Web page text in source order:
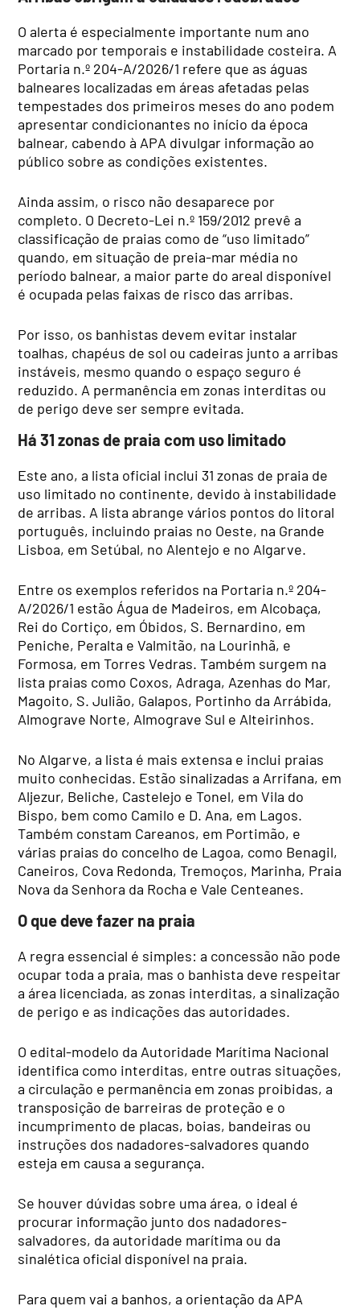
O alerta é especialmente importante num ano
marcado por temporais e instabilidade costeira. A
Portaria n.º 204-A/2026/1 refere que as águas
balneares localizadas em áreas afetadas pelas
tempestades dos primeiros meses do ano podem
apresentar condicionantes no início da época
balnear, cabendo à APA divulgar informação ao
público sobre as condições existentes.
Ainda assim, o risco não desaparece por
completo. O Decreto-Lei n.º 159/2012 prevê a
classificação de praias como de “uso limitado”
quando, em situação de preia-mar média no
período balnear, a maior parte do areal disponível
é ocupada pelas faixas de risco das arribas.
Por isso, os banhistas devem evitar instalar
toalhas, chapéus de sol ou cadeiras junto a arribas
instáveis, mesmo quando o espaço seguro é
reduzido. A permanência em zonas interditas ou
de perigo deve ser sempre evitada.
Há 31 zonas de praia com uso limitado
Este ano, a lista oficial inclui 31 zonas de praia de
uso limitado no continente, devido à instabilidade
de arribas. A lista abrange vários pontos do litoral
português, incluindo praias no Oeste, na Grande
Lisboa, em Setúbal, no Alentejo e no Algarve.
Entre os exemplos referidos na Portaria n.º 204-
A/2026/1 estão Água de Madeiros, em Alcobaça,
Rei do Cortiço, em Óbidos, S. Bernardino, em
Peniche, Peralta e Valmitão, na Lourinhã, e
Formosa, em Torres Vedras. Também surgem na
lista praias como Coxos, Adraga, Azenhas do Mar,
Magoito, S. Julião, Galapos, Portinho da Arrábida,
Almograve Norte, Almograve Sul e Alteirinhos.
No Algarve, a lista é mais extensa e inclui praias
muito conhecidas. Estão sinalizadas a Arrifana, em
Aljezur, Beliche, Castelejo e Tonel, em Vila do
Bispo, bem como Camilo e D. Ana, em Lagos.
Também constam Careanos, em Portimão, e
várias praias do concelho de Lagoa, como Benagil,
Caneiros, Cova Redonda, Tremoços, Marinha, Praia
Nova da Senhora da Rocha e Vale Centeanes.
O que deve fazer na praia
A regra essencial é simples: a concessão não pode
ocupar toda a praia, mas o banhista deve respeitar
a área licenciada, as zonas interditas, a sinalização
de perigo e as indicações das autoridades.
O edital-modelo da Autoridade Marítima Nacional
identifica como interditas, entre outras situações,
a circulação e permanência em zonas proibidas, a
transposição de barreiras de proteção e o
incumprimento de placas, boias, bandeiras ou
instruções dos nadadores-salvadores quando
esteja em causa a segurança.
Se houver dúvidas sobre uma área, o ideal é
procurar informação junto dos nadadores-
salvadores, da autoridade marítima ou da
sinalética oficial disponível na praia.
Para quem vai a banhos, a orientação da APA